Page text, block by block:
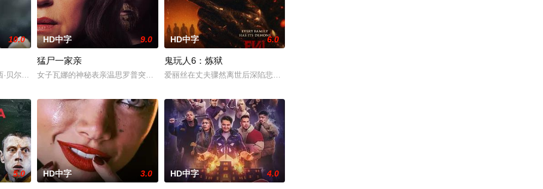
陷入了一场致命的猫捉老鼠游戏，其中涉及一个名为 Acorn 的暗网
10.0
贝尔的童年往事后，奥兹·格雷决定通过录像记录她对这些往事的调查过程。为了找到答案，她试图与多萝西的
HD中字 9.0
猛尸一家亲
女子瓦娜的神秘表亲温思罗普突然仓皇登门，身后还跟着一个来自异界的危险实体，对方如同附骨之疽，死咬着目标一路追杀而来。为了护住
HD中字 6.0
鬼玩人6：炼狱
爱丽丝在丈夫骤然离世后深陷悲痛，受邀前往公婆的乡间庄园暂住，试图和丈夫的家人互相慰藉，一同走出丧
5.0 HD中字 3.0 HD中字 4.0